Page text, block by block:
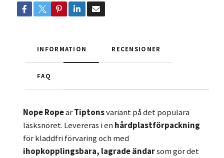
INFORMATION RECENSIONER
FAQ
Nope RopeärTiptonsvariant på det populära
läsksnöret. Levereras i enhårdplastförpackning
för kladdfri förvaring och med
ihopkopplingsbara, lagrade ändarsom gör det